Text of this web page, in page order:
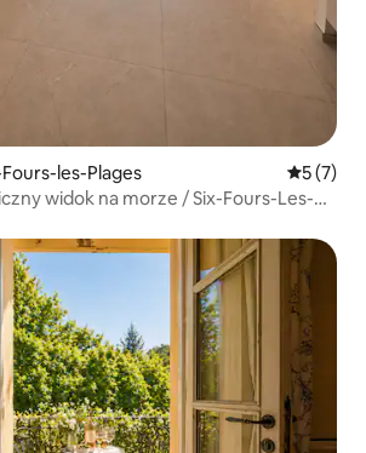
les-Plages Średnia
5 (7)
widok na morze / Six-Fours-Les-